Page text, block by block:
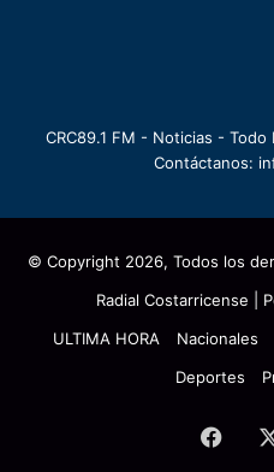
CRC89.1 FM - Noticias -
Contáctanos:
© Copyright 2026, Todos los
Radial Costarricense |
ULTIMA HORA
Nacionales
Deportes